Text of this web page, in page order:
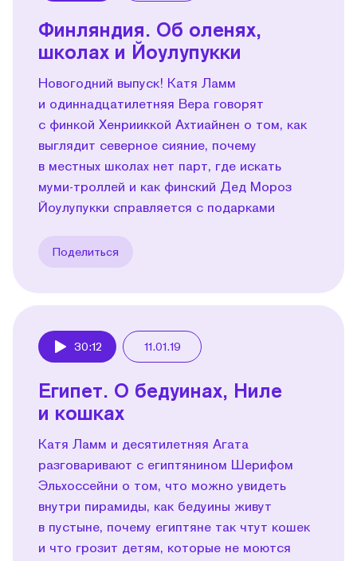
Финляндия. Об оленях,
школах и Йоулупукки
Новогодний выпуск! Катя Ламм
и одиннадцатилетняя Вера говорят
с финкой Хенрииккой Ахтиайнен о том, как
выглядит северное сияние, почему
в местных школах нет парт, где искать
муми-троллей и как финский Дед Мороз
Йоулупукки справляется с подарками
Поделиться
30:12 11.01.19
Египет. О бедуинах, Ниле
и кошках
Катя Ламм и десятилетняя Агата
разговаривают с египтянином Шерифом
Эльхоссейни о том, что можно увидеть
внутри пира­миды, как бедуины живут
в пустыне, почему египтяне так чтут кошек
и что грозит детям, которые не моются